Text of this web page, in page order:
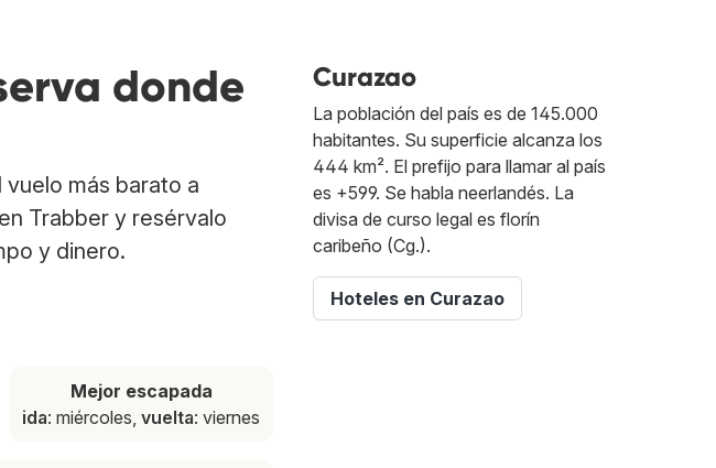
donde
más barato a
Trabber y resérvalo
y dinero.
Mejor escapada
ida: miércoles,vuelta: viernes
Curazao
La población del país es de 145.000
habitantes. Su superficie alcanza los
444 km². El prefijo para llamar al país
es +599. Se habla neerlandés. La
divisa de curso legal es florín
caribeño (Cg.).
Hoteles en Curazao